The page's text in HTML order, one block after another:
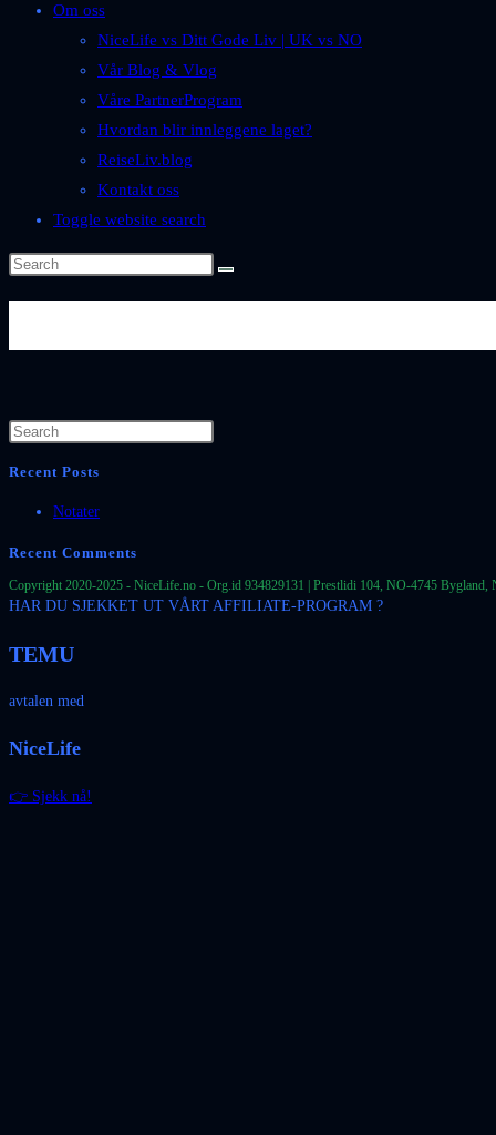
Om oss
NiceLife vs Ditt Gode Liv | UK vs NO
Vår Blog & Vlog
Våre PartnerProgram
Hvordan blir innleggene laget?
ReiseLiv.blog
Kontakt oss
Toggle website search
Recent Posts
Notater
Recent Comments
Copyright 2020-2025 - NiceLife.no - Org.id 934829131 | Prestlidi 104, NO-4745
HAR DU SJEKKET UT VÅRT AFFILIATE-PROGRAM ?
TEMU
avtalen med
NiceLife
👉 Sjekk nå!